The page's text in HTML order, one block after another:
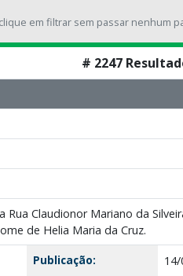
em filtrar sem passar nenhum
# 2247
Claudionor Mariano da
de Helia Maria da Cruz.
Publicação: